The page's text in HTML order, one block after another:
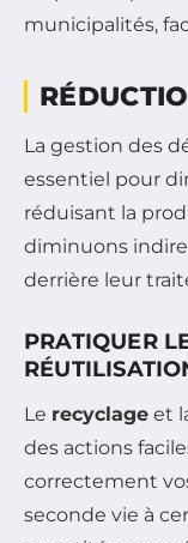
municipalités,
La gestion des
essentiel pour
réduisant la
diminuons
derrière leur
PRATIQUER
Le recyclage et
des actions
correctement
seconde vie à